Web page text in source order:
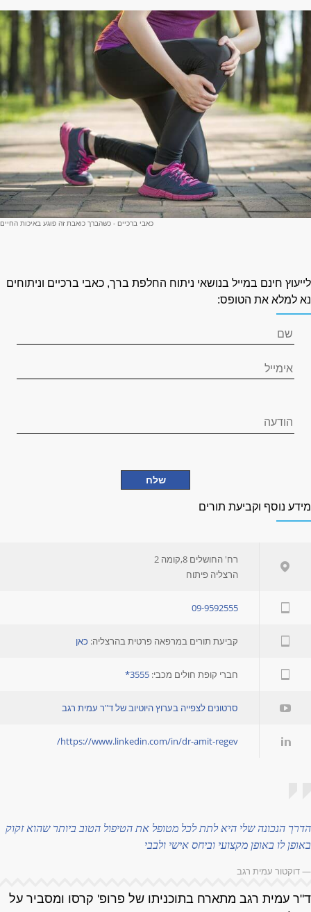
כאבי ברכיים - כשהברך כואבת זה פוגע באיכות החיים
לייעוץ חינם במייל בנושאי ניתוח החלפת ברך, כאבי ברכיים וניתוחים
נא למלא את הטופס:
מידע נוסף וקביעת תורים
רח' החושלים 8,קומה 2
הרצליה פיתוח
09-9592555
קביעת תורים במרפאה פרטית בהרצליה: כאן
חברי קופת חולים מכבי: 3555*
סרטונים לצפייה בערוץ היוטיוב של ד"ר עמית רגב
https://www.linkedin.com/in/dr-amit-regev/
הדרך הנכונה שלי היא לתת לכל מטופל את הטיפול הטוב ביותר שהוא זקוק
באופן לו באופן מקצועי וביחס אישי ולבבי
— דוקטור עמית רגב
ד"ר עמית רגב מתארח בתוכניתו של פרופ' קרסו ומסביר על